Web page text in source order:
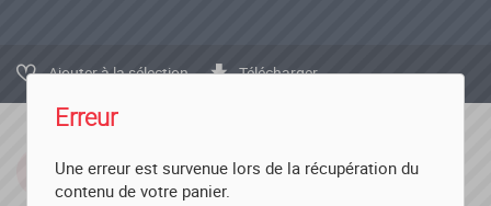
Ajouter à la sélection Télécharger
ECTS
6 crédits
Composante
Erreur
Une erreur est survenue lors de la récupération du
contenu de votre panier.